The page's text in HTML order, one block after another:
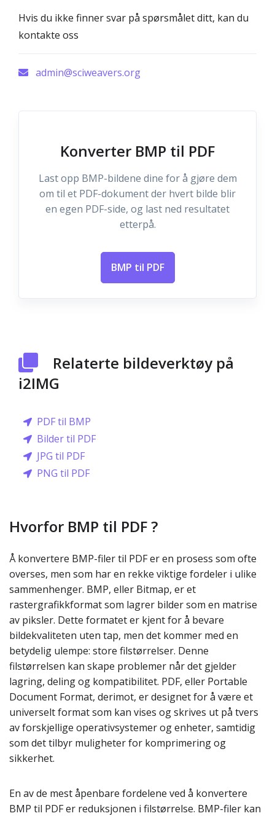
Hvis du ikke finner svar på spørsmålet ditt, kan du
kontakte oss
admin@sciweavers.org
Konverter BMP til PDF
Last opp BMP-bildene dine for å gjøre dem
om til et PDF-dokument der hvert bilde blir
en egen PDF-side, og last ned resultatet
etterpå.
BMP til PDF
Relaterte bildeverktøy på
i2IMG
PDF til BMP
Bilder til PDF
JPG til PDF
PNG til PDF
Hvorfor BMP til PDF ?
Å konvertere BMP-filer til PDF er en prosess som ofte
overses, men som har en rekke viktige fordeler i ulike
sammenhenger. BMP, eller Bitmap, er et
rastergrafikkformat som lagrer bilder som en matrise
av piksler. Dette formatet er kjent for å bevare
bildekvaliteten uten tap, men det kommer med en
betydelig ulempe: store filstørrelser. Denne
filstørrelsen kan skape problemer når det gjelder
lagring, deling og kompatibilitet. PDF, eller Portable
Document Format, derimot, er designet for å være et
universelt format som kan vises og skrives ut på tvers
av forskjellige operativsystemer og enheter, samtidig
som det tilbyr muligheter for komprimering og
sikkerhet.
En av de mest åpenbare fordelene ved å konvertere
BMP til PDF er reduksjonen i filstørrelse. BMP-filer kan